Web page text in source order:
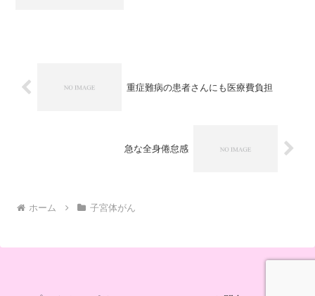
重症難病の患者さんにも医療費負担
急な全身倦怠感
ホーム 子宮体がん